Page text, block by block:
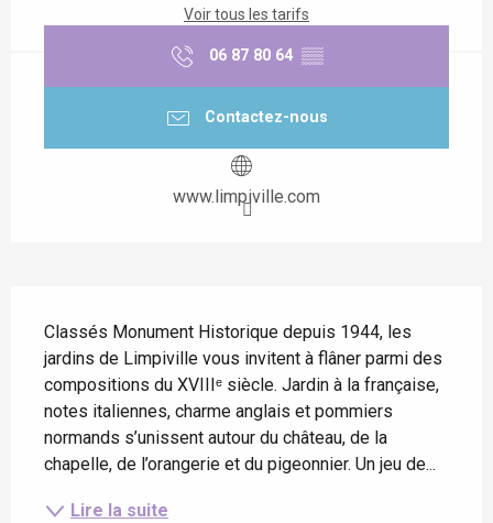
Voir tous les tarifs
06 87 80 64 ▒▒
Contactez-nous
www.limpiville.com
Classés Monument Historique depuis 1944, les
jardins de Limpiville vous invitent à flâner parmi des
compositions du XVIIIᵉ siècle. Jardin à la française,
notes italiennes, charme anglais et pommiers
normands s’unissent autour du château, de la
chapelle, de l’orangerie et du pigeonnier. Un jeu de...
Lire la suite